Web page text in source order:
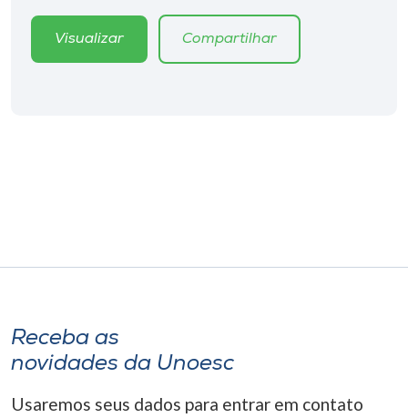
Editora
Selecione
o idioma
Visualizar Compartilhar
Receba as
novidades da Unoesc
Usaremos seus dados para entrar em contato